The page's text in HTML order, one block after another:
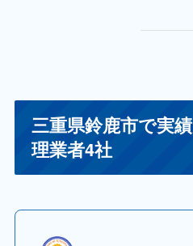
三重県鈴鹿市で実
理業者4社